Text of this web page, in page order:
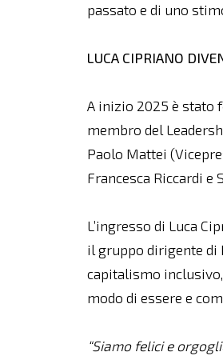
passato e di uno
LUCA CIPRIANO
A inizio 2025 è stato
membro del
Paolo Mattei
Francesca Riccardi e
L’ingresso di Luca
il gruppo dirigente di
capitalismo
modo di essere e
“Siamo felici e